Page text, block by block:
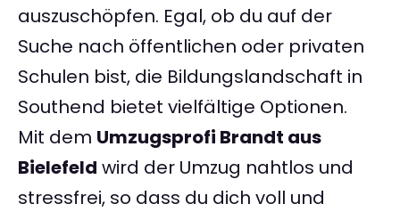
auszuschöpfen. Egal, ob du auf der
Suche nach öffentlichen oder privaten
Schulen bist, die Bildungslandschaft in
Southend bietet vielfältige Optionen.
Mit dem Umzugsprofi Brandt aus
Bielefeld wird der Umzug nahtlos und
stressfrei, so dass du dich voll und